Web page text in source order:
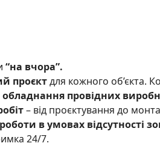
“на вчора”.
проєктдля кожного об’єкта.
провідних
– від проєктування до
в умовах відсутності
24/7.